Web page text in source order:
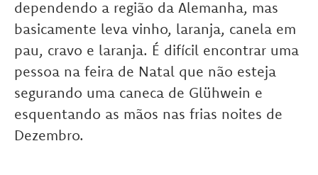
dependendo a região da Alemanha, mas
basicamente leva vinho, laranja, canela em
pau, cravo e laranja. É difícil encontrar uma
pessoa na feira de Natal que não esteja
segurando uma caneca de Glühwein e
esquentando as mãos nas frias noites de
Dezembro.